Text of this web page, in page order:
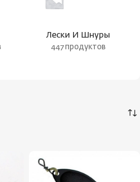
Лески И Шнуры
447 продуктов